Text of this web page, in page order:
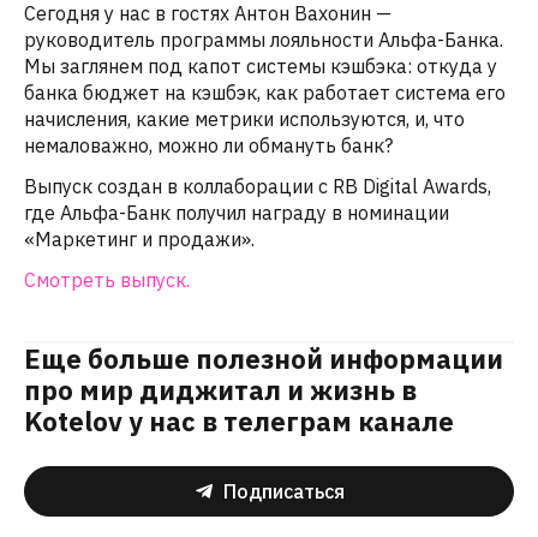
Сегодня у нас в гостях Антон Вахонин —
руководитель программы лояльности Альфа-Банка.
Мы заглянем под капот системы кэшбэка: откуда у
банка бюджет на кэшбэк, как работает система его
начисления, какие метрики используются, и, что
немаловажно, можно ли обмануть банк?
Выпуск создан в коллаборации с RB Digital Awards,
где Альфа-Банк получил награду в номинации
«Маркетинг и продажи».
Смотреть выпуск.
Еще больше полезной информации
про мир диджитал и жизнь в
Kotelov у нас в телеграм канале
Подписаться